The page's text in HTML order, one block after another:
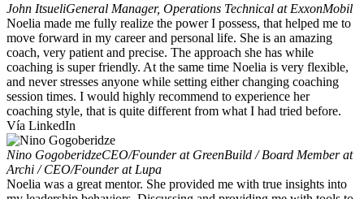
John ItsueliGeneral Manager, Operations Technical at ExxonMobil
Noelia made me fully realize the power I possess, that helped me to
move forward in my career and personal life. She is an amazing
coach, very patient and precise. The approach she has while
coaching is super friendly. At the same time Noelia is very flexible,
and never stresses anyone while setting either changing coaching
session times. I would highly recommend to experience her
coaching style, that is quite different from what I had tried before.
Vía LinkedIn
Nino GogoberidzeCEO/Founder at GreenBuild / Board Member at
Archi / CEO/Founder at Lupa
Noelia was a great mentor. She provided me with true insights into